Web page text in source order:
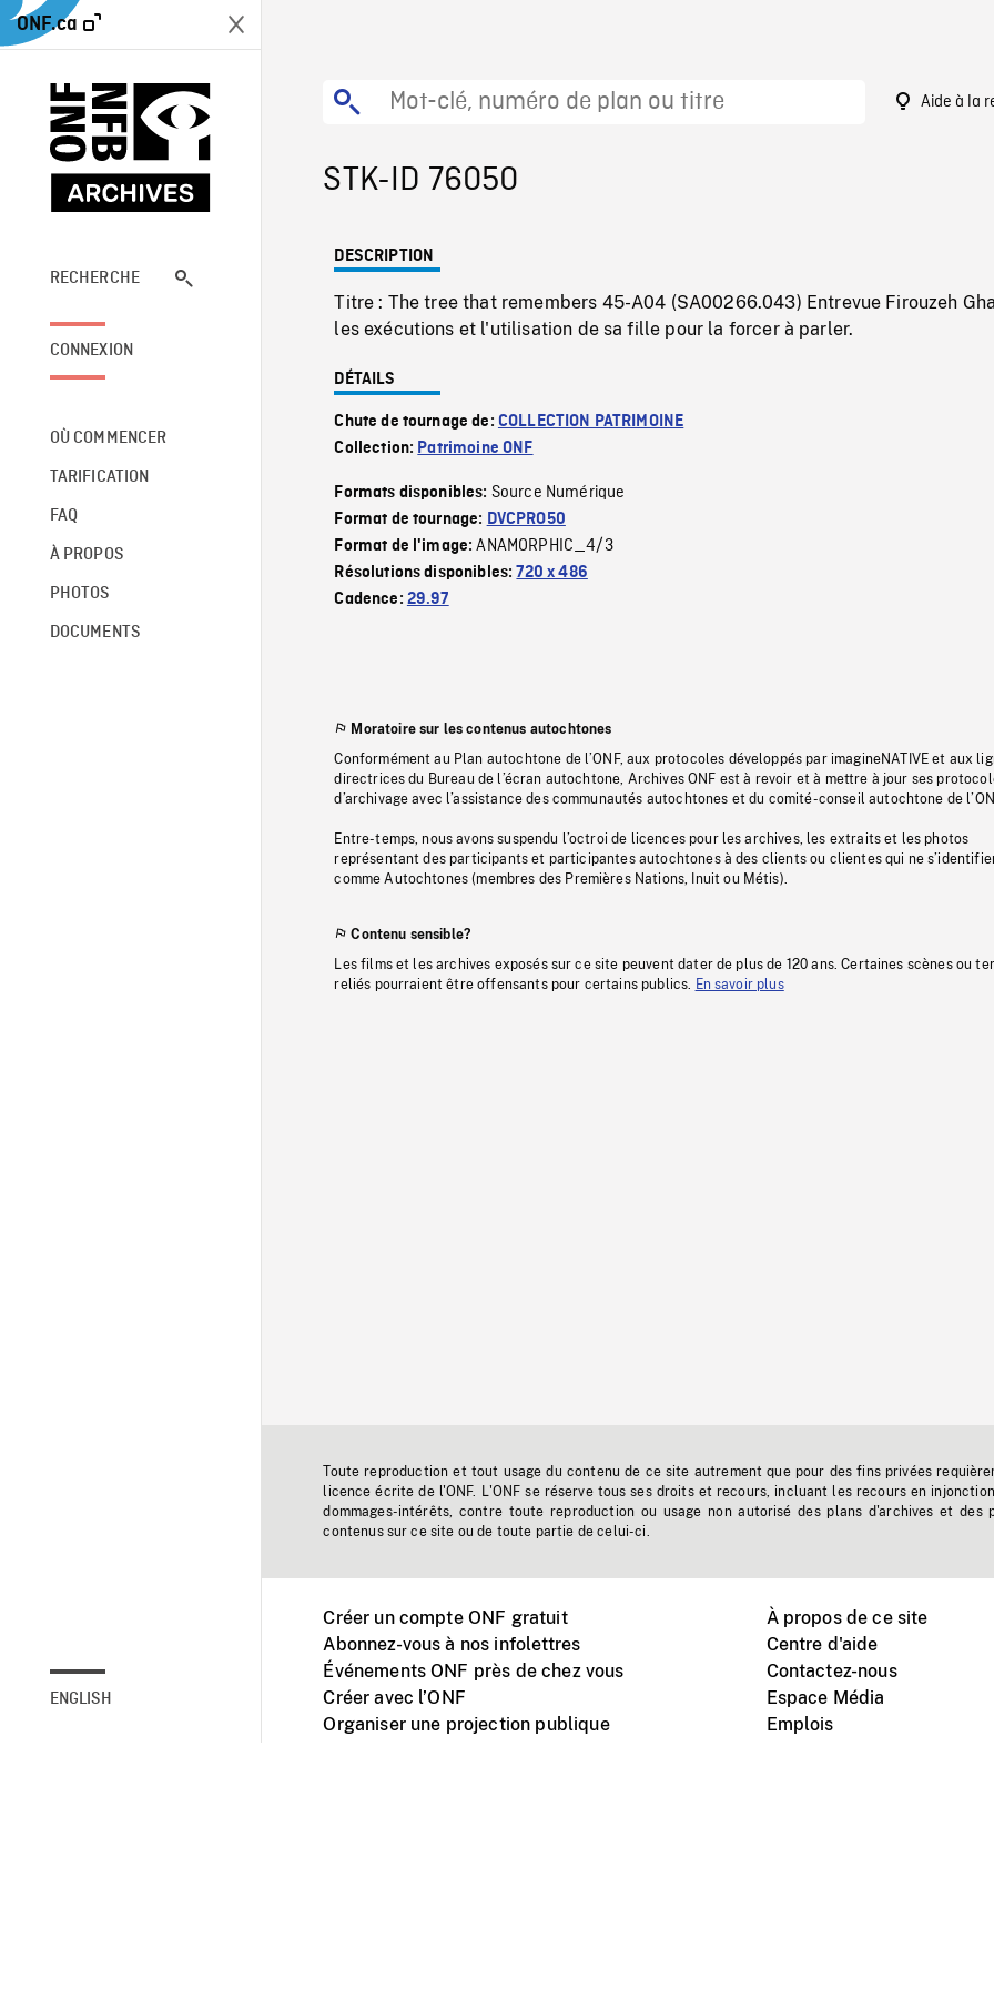
ONF.ca
RECHERCHE
CONNEXION
OÙ COMMENCER
TARIFICATION
FAQ
À PROPOS
PHOTOS
DOCUMENTS
ENGLISH
Aide à la
STK-ID 76050
DESCRIPTION
Titre : The tree that remembers 45-A04 (SA00266.043) Entrevue Firouzeh
les exécutions et l'utilisation de sa fille pour la forcer à parler.
DÉTAILS
Chute de tournage de: COLLECTION PATRIMOINE
Collection: Patrimoine ONF
Formats disponibles: Source Numérique
Format de tournage: DVCPRO50
Format de l'image:ANAMORPHIC_4/3
Résolutions disponibles:720 x 486
Cadence: 29.97
Moratoire sur les contenus autochtones
Conformément au Plan autochtone de l’ONF, aux protocoles développés par imagineNATIVE et aux
directrices du Bureau de l’écran autochtone, Archives ONF est à revoir et à mettre à jour ses
d’archivage avec l’assistance des communautés autochtones et du comité-conseil autochtone de
Entre-temps, nous avons suspendu l’octroi de licences pour les archives, les extraits et les photos
représentant des participants et participantes autochtones à des clients ou clientes qui ne
comme Autochtones (membres des Premières Nations, Inuit ou Métis).
Contenu sensible?
Les films et les archives exposés sur ce site peuvent dater de plus de 120 ans. Certaines scènes ou
reliés pourraient être offensants pour certains publics. En savoir plus
Toute reproduction et tout usage du contenu de ce site autrement que pour des fins privées
licence écrite de l'ONF. L'ONF se réserve tous ses droits et recours, incluant les recours en
dommages-intérêts, contre toute reproduction ou usage non autorisé des plans d'archives et des
contenus sur ce site ou de toute partie de celui-ci.
Créer un compte ONF gratuit
Abonnez-vous à nos infolettres
Événements ONF près de chez vous
Créer avec l’ONF
Organiser une projection publique
À propos de ce site
Centre d'aide
Contactez-nous
Espace Média
Emplois